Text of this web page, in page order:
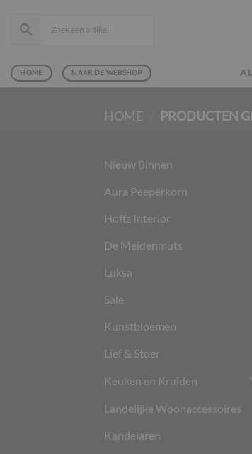
naar
HOME NAAR DE WEBSHOP
HOME PRODUCTEN
Nieuw Binnen
Aura Peeperkorn
Hoffz Interior
De Meidenmuts
Luksa
Sale
Kunstbloemen
Lief & Stoer
Keuken en Kruiden
Landelijke Woonaccessoires
Kandelaren